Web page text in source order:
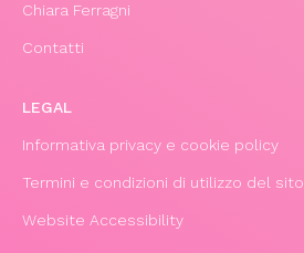
Chiara Ferragni
Contatti
LEGAL
Informativa privacy e cookie policy
Termini e condizioni di utilizzo del sito
Website Accessibility